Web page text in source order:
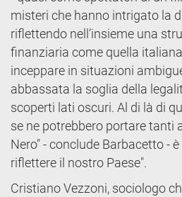
misteri che hanno intrigato la
riflettendo nell’insieme una
finanziaria come quella
inceppare in situazioni
abbassata la soglia della
scoperti lati oscuri. Al di là di
se ne potrebbero portare tanti
Nero" - conclude Barbacetto -
riflettere il nostro Paese".
Cristiano Vezzoni, sociologo